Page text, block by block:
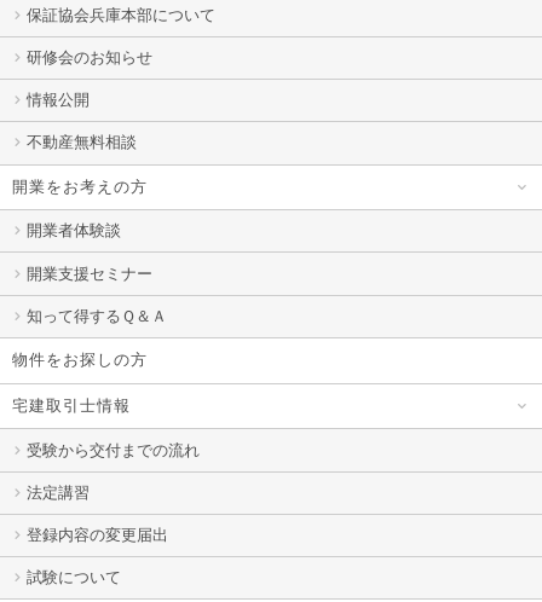
保証協会兵庫本部について
研修会のお知らせ
情報公開
不動産無料相談
開業をお考えの方
開業者体験談
開業支援セミナー
知って得するＱ＆Ａ
物件をお探しの方
宅建取引士情報
受験から交付までの流れ
法定講習
登録内容の変更届出
試験について